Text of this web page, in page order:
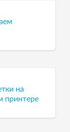
на
принтере